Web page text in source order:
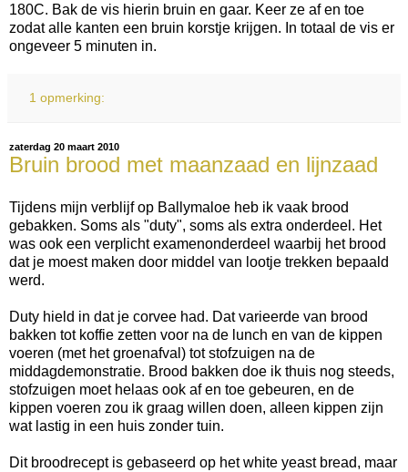
180C. Bak de vis hierin bruin en gaar. Keer ze af en toe
zodat alle kanten een bruin korstje krijgen. In totaal de vis er
ongeveer 5 minuten in.
1 opmerking:
zaterdag 20 maart 2010
Bruin brood met maanzaad en lijnzaad
Tijdens mijn verblijf op Ballymaloe heb ik vaak brood
gebakken. Soms als "duty", soms als extra onderdeel. Het
was ook een verplicht examenonderdeel waarbij het brood
dat je moest maken door middel van lootje trekken bepaald
werd.
Duty hield in dat je corvee had. Dat varieerde van brood
bakken tot koffie zetten voor na de lunch en van de kippen
voeren (met het groenafval) tot stofzuigen na de
middagdemonstratie. Brood bakken doe ik thuis nog steeds,
stofzuigen moet helaas ook af en toe gebeuren, en de
kippen voeren zou ik graag willen doen, alleen kippen zijn
wat lastig in een huis zonder tuin.
Dit broodrecept is gebaseerd op het white yeast bread, maar